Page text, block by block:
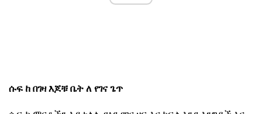
ሱፍ ከበገዛ እጆቹ ቤት ለ የገና ጌጥ